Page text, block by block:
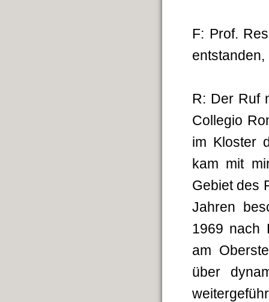
F: Prof.
R: Der Ruf
Collegio
im Kloster
kam mit
Gebiet des
Jahren
1969 nach
am
über